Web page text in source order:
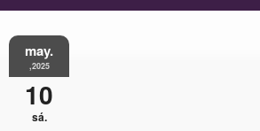
may.
,2025
10
sá.